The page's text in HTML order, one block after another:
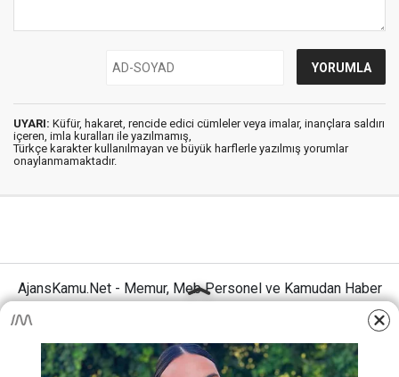
UYARI: Küfür, hakaret, rencide edici cümleler veya imalar, inançlara saldırı
içeren, imla kuralları ile yazılmamış,
Türkçe karakter kullanılmayan ve büyük harflerle yazılmış yorumlar
onaylanmamaktadır.
AjansKamu.Net - Memur, Meb Personel ve Kamudan Haber
Anasayfa Künye İletişim
Gizlilik İlkeleri